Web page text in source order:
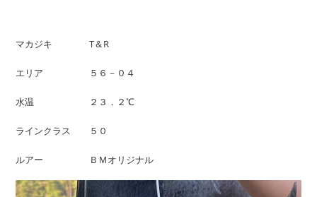
マカジキ T＆R
エリア ５６－０４
水温 ２３．２℃
ラインクラス ５０
ルアー ＢＭオリジナル